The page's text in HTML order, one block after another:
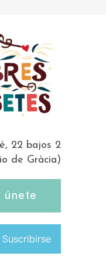
22 bajos 2
de Gràcia)
únete
Suscribirse